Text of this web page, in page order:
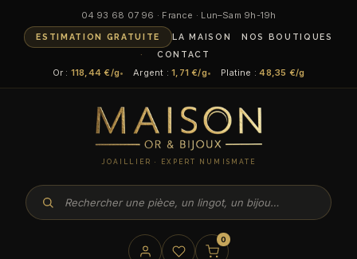
04 93 68 07 96 · France · Lun–Sam 9h-19h
ESTIMATION GRATUITE LA MAISON
NOS BOUTIQUES
CONTACT
Or : 118,44 €/g Argent :1,71 €/g Platine :48,35 €/g
JOAILLIER · EXPERT NUMISMATE
0